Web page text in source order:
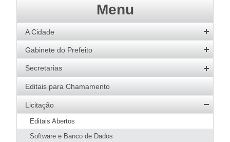
Menu
A Cidade
História
Bandeira
Acervo de Imagens
Galeria de Prefeitos
Patrimônio Cultural
Agenda de Eventos
Gabinete do Prefeito
Prefeito
Agenda do Prefeito
Secretarias
Agricultura
Educação
Esportes
Editais para Chamamento
Licitação
Editais Abertos
Software e Banco de Dados